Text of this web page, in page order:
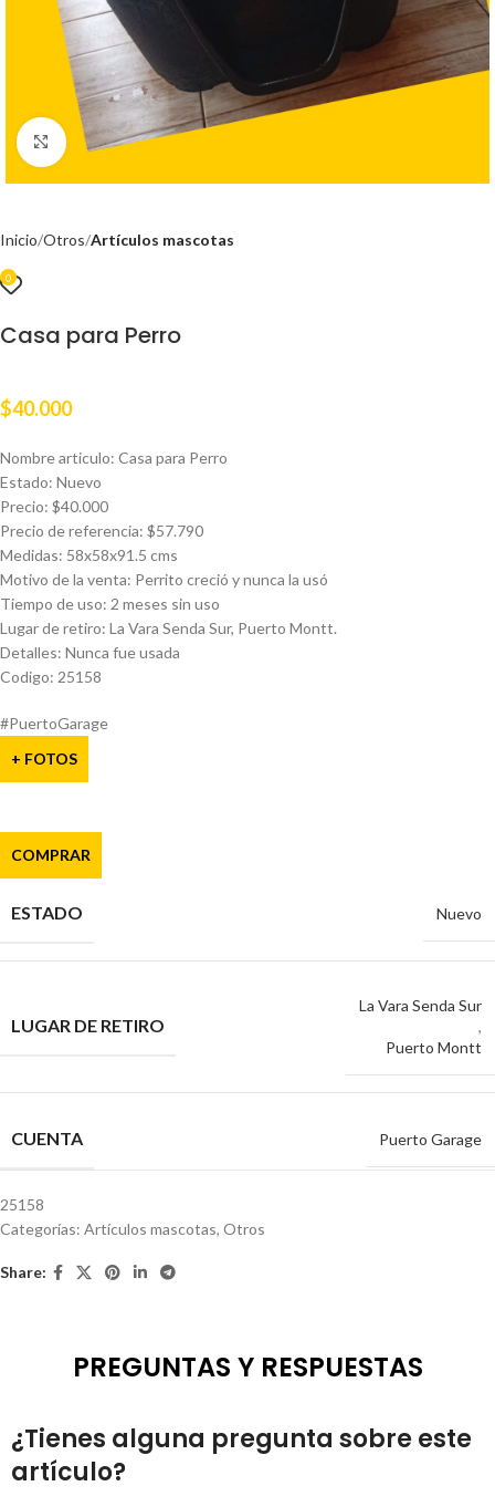
Clic para ampliar
Inicio Otros Artículos mascotas
0
Casa para Perro
$40.000
Nombre articulo: Casa para Perro
Estado: Nuevo
Precio: $40.000
Precio de referencia: $57.790
Medidas: 58x58x91.5 cms
Motivo de la venta: Perrito creció y nunca la usó
Tiempo de uso: 2 meses sin uso
Lugar de retiro: La Vara Senda Sur, Puerto Montt.
Detalles: Nunca fue usada
Codigo: 25158
#PuertoGarage
+ FOTOS
COMPRAR
ESTADO Nuevo
LUGAR DE RETIRO
La Vara Senda Sur
,
Puerto Montt
CUENTA Puerto Garage
25158
Categorías: Artículos mascotas, Otros
Share:
PREGUNTAS Y RESPUESTAS
¿Tienes alguna pregunta sobre este
artículo?